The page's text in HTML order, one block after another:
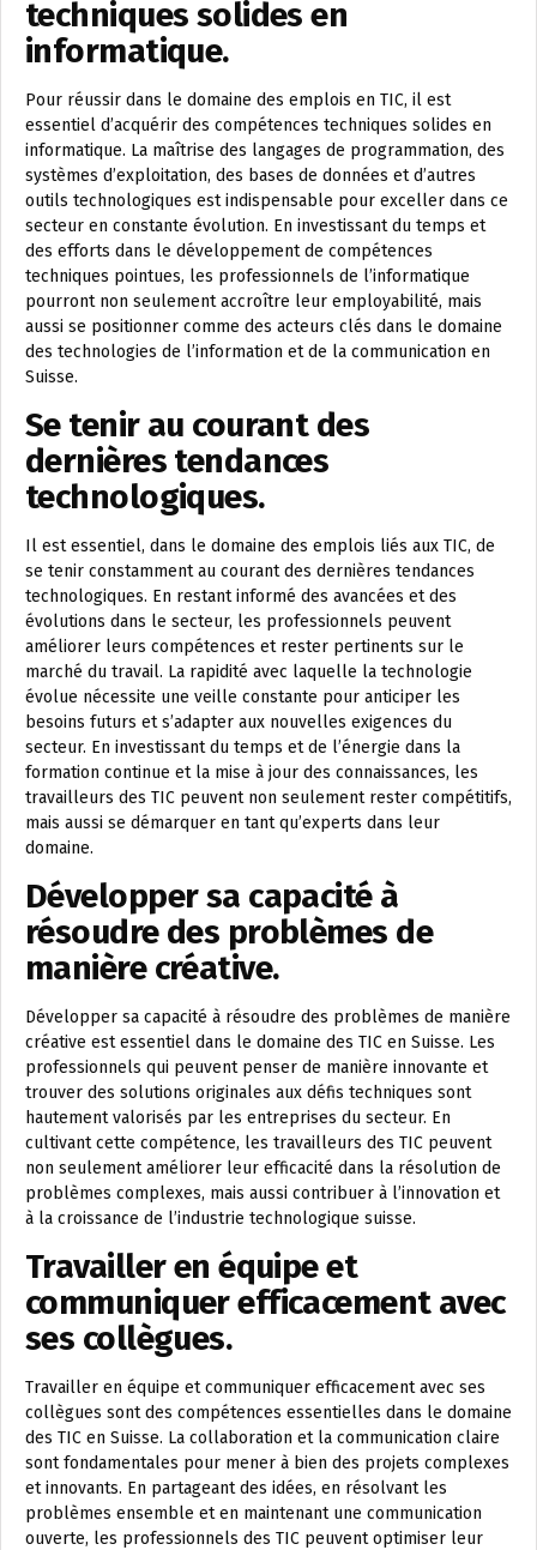
techniques solides en
informatique.
Pour réussir dans le domaine des emplois en TIC, il est
essentiel d’acquérir des compétences techniques solides en
informatique. La maîtrise des langages de programmation, des
systèmes d’exploitation, des bases de données et d’autres
outils technologiques est indispensable pour exceller dans ce
secteur en constante évolution. En investissant du temps et
des efforts dans le développement de compétences
techniques pointues, les professionnels de l’informatique
pourront non seulement accroître leur employabilité, mais
aussi se positionner comme des acteurs clés dans le domaine
des technologies de l’information et de la communication en
Suisse.
Se tenir au courant des
dernières tendances
technologiques.
Il est essentiel, dans le domaine des emplois liés aux TIC, de
se tenir constamment au courant des dernières tendances
technologiques. En restant informé des avancées et des
évolutions dans le secteur, les professionnels peuvent
améliorer leurs compétences et rester pertinents sur le
marché du travail. La rapidité avec laquelle la technologie
évolue nécessite une veille constante pour anticiper les
besoins futurs et s’adapter aux nouvelles exigences du
secteur. En investissant du temps et de l’énergie dans la
formation continue et la mise à jour des connaissances, les
travailleurs des TIC peuvent non seulement rester compétitifs,
mais aussi se démarquer en tant qu’experts dans leur
domaine.
Développer sa capacité à
résoudre des problèmes de
manière créative.
Développer sa capacité à résoudre des problèmes de manière
créative est essentiel dans le domaine des TIC en Suisse. Les
professionnels qui peuvent penser de manière innovante et
trouver des solutions originales aux défis techniques sont
hautement valorisés par les entreprises du secteur. En
cultivant cette compétence, les travailleurs des TIC peuvent
non seulement améliorer leur efficacité dans la résolution de
problèmes complexes, mais aussi contribuer à l’innovation et
à la croissance de l’industrie technologique suisse.
Travailler en équipe et
communiquer efficacement avec
ses collègues.
Travailler en équipe et communiquer efficacement avec ses
collègues sont des compétences essentielles dans le domaine
des TIC en Suisse. La collaboration et la communication claire
sont fondamentales pour mener à bien des projets complexes
et innovants. En partageant des idées, en résolvant les
problèmes ensemble et en maintenant une communication
ouverte, les professionnels des TIC peuvent optimiser leur